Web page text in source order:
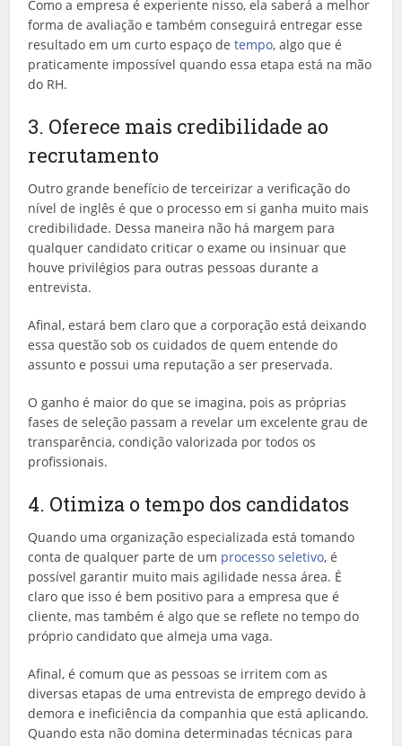
Como a empresa é experiente nisso, ela saberá a melhor
forma de avaliação e também conseguirá entregar esse
resultado em um curto espaço detempo, algo que é
praticamente impossível quando essa etapa está na mão
do RH.
3. Oferece mais credibilidade ao
recrutamento
Outro grande benefício de terceirizar a verificação do
nível de inglês é que o processo em si ganha muito mais
credibilidade. Dessa maneira não há margem para
qualquer candidato criticar o exame ou insinuar que
houve privilégios para outras pessoas durante a
entrevista.
Afinal, estará bem claro que a corporação está deixando
essa questão sob os cuidados de quem entende do
assunto e possui uma reputação a ser preservada.
O ganho é maior do que se imagina, pois as próprias
fases de seleção passam a revelar um excelente grau de
transparência, condição valorizada por todos os
profissionais.
4. Otimiza o tempo dos candidatos
Quando uma organização especializada está tomando
conta de qualquer parte de um processo seletivo, é
possível garantir muito mais agilidade nessa área. É
claro que isso é bem positivo para a empresa que é
cliente, mas também é algo que se reflete no tempo do
próprio candidato que almeja uma vaga.
Afinal, é comum que as pessoas se irritem com as
diversas etapas de uma entrevista de emprego devido à
demora e ineficiência da companhia que está aplicando.
Quando esta não domina determinadas técnicas para